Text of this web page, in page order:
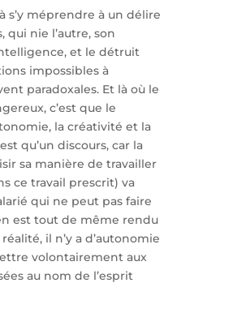
s’y méprendre à un délire
qui nie l’autre, son
et le détruit
impossibles à
paradoxales. Et là où le
c’est que le
la créativité et la
qu’un discours, car la
sa manière de travailler
ce travail prescrit) va
qui ne peut pas faire
est tout de même rendu
il n’y a d’autonomie
volontairement aux
au nom de l’esprit